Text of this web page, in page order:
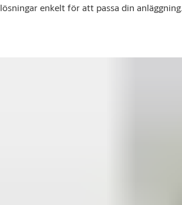
lösningar enkelt för att passa din anläggning.